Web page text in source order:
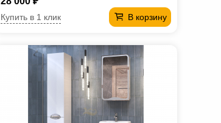
В корзину
Купить в 1 клик